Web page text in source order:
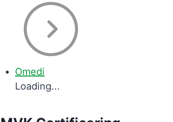
Omedi
Loading...